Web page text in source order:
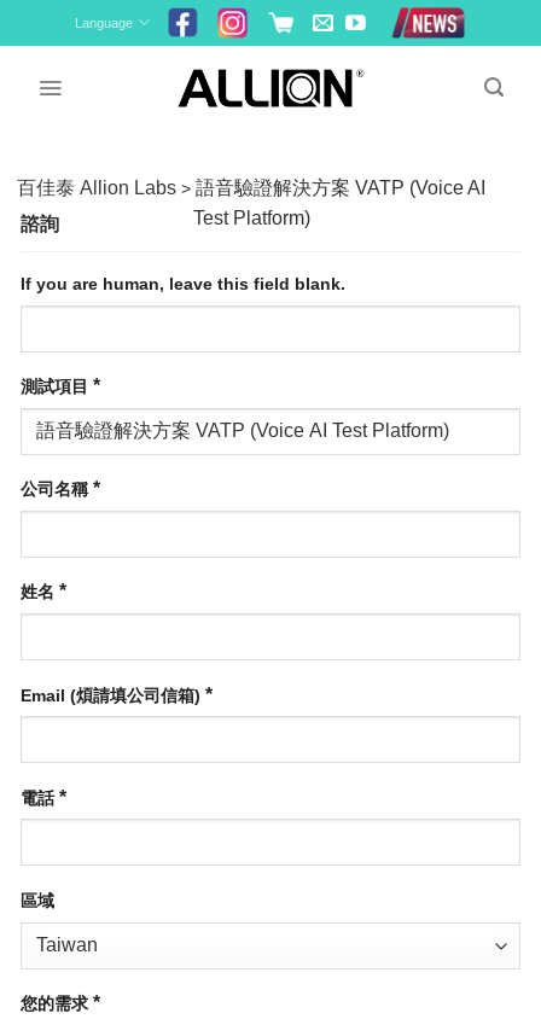
to
Language
百佳泰 Allion Labs >語音驗證解決方案 VATP (Voice AI
Test Platform)
諮詢
If you are human, leave this field blank.
測試項目 *
公司名稱*
姓名 *
Email (煩請填公司信箱) *
電話*
區域
您的需求 *